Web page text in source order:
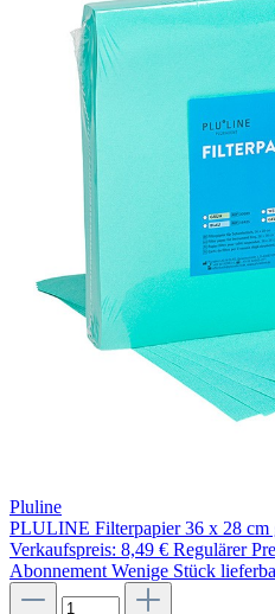
Pluline
PLULINE Filterpapier 36 x 28 cm
Verkaufspreis: 8,49 € Regulärer
Abonnement Wenige Stück